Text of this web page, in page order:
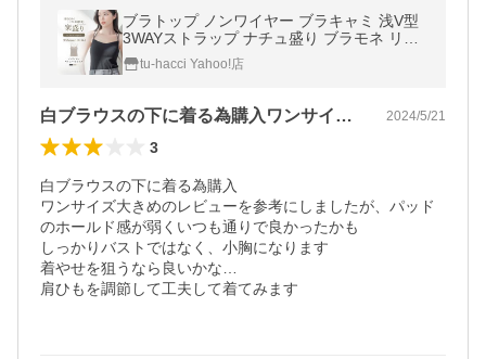
ブラトップ ノンワイヤー ブラキャミ 浅V型
3WAYストラップ ナチュ盛り ブラモネ リブ
キャミソール カップ付きインナー 部屋着 ツ
ーハッチ
tu-hacci Yahoo!店
白ブラウスの下に着る為購入ワンサイズ大… 2024/5/21
3
白ブラウスの下に着る為購入
ワンサイズ大きめのレビューを参考にしましたが、パッド
のホールド感が弱くいつも通りで良かったかも
しっかりバストではなく、小胸になります
着やせを狙うなら良いかな…
肩ひもを調節して工夫して着てみます